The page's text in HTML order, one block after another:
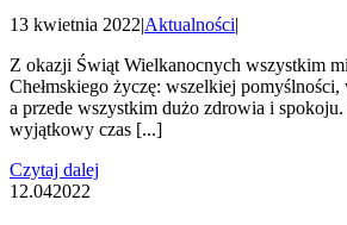
13 kwietnia 2022|Aktualności|
Z okazji Świąt Wielkanocnych wszystkim
Chełmskiego życzę: wszelkiej
a przede wszystkim dużo zdrowia i
wyjątkowy czas [...]
Czytaj dalej
12.042022